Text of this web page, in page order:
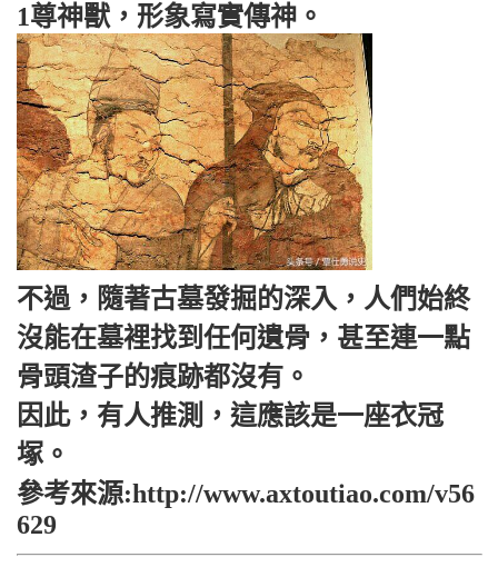
1尊神獸，形象寫實傳神。
不過，隨著古墓發掘的深入，人們始終
沒能在墓裡找到任何遺骨，甚至連一點
骨頭渣子的痕跡都沒有。
因此，有人推測，這應該是一座衣冠
塚。
參考來源:http://www.axtoutiao.com/v56
629